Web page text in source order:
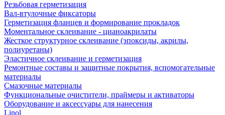
Резьбовая герметизация
Вал-втулочные фиксаторы
Герметизация фланцев и формирование прокладок
Моментальное склеивание - цианоакрилаты
Жесткое структурное склеивание (эпоксиды, акрилы,
полиуретаны)
Эластичное склеивание и герметизация
Ремонтные составы и защитные покрытия, вспомогательные
материалы
Смазочные материалы
Функциональные очистители, праймеры и активаторы
Оборудование и аксессуары для нанесения
Linol